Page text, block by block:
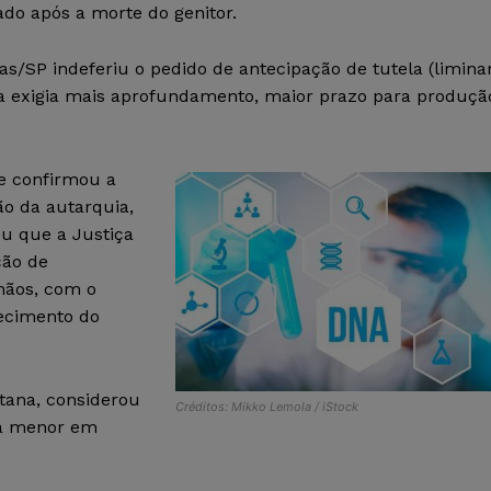
após a morte do genitor.
SP indeferiu o pedido de antecipação de tutela
mais aprofundamento, maior prazo para
Créditos: Mikko Lemola / iStock
confirmou a
da autarquia,
que a Justiça
de
com o
do
considerou
menor em